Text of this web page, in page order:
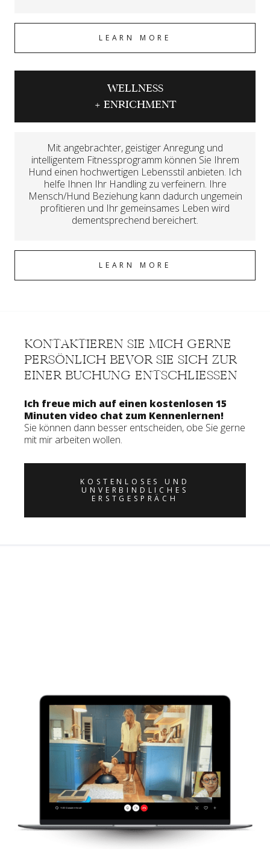
LEARN MORE
WELLNESS
+ ENRICHMENT
Mit angebrachter, geistiger Anregung und
intelligentem Fitnessprogramm können Sie Ihrem
Hund einen hochwertigen Lebensstil anbieten. Ich
helfe Ihnen Ihr Handling zu verfeinern. Ihre
Mensch/Hund Beziehung kann dadurch ungemein
profitieren und Ihr gemeinsames Leben wird
dementsprechend bereichert.
LEARN MORE
KONTAKTIEREN SIE MICH GERNE
PERSÖNLICH BEVOR SIE SICH ZUR
EINER BUCHUNG ENTSCHLIESSEN
Ich freue mich auf einen kostenlosen 15
Minuten video chat zum Kennenlernen!
Sie können dann besser entscheiden, obe Sie gerne
mit mir arbeiten wollen.
KOSTENLOSES UND
UNVERBINDLICHES
ERSTGESPRÄCH